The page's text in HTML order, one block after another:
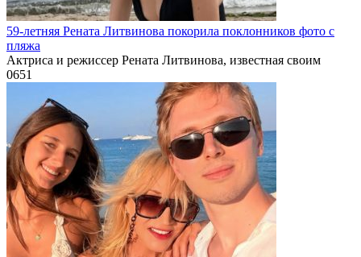
59-летняя Рената Литвинова покорила поклонников фото с
пляжа
Актриса и режиссер Рената Литвинова, известная своим
0651